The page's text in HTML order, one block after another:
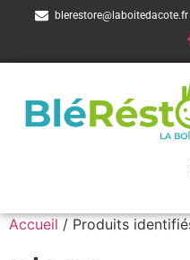
blerestore@laboitedacote.fr
Accueil / Produits